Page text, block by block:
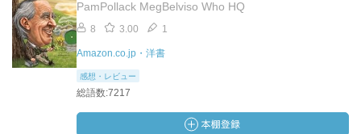
PamPollack MegBelviso Who HQ
8 3.00 1
Amazon.co.jp・洋書
感想・レビュー
総語数:7217